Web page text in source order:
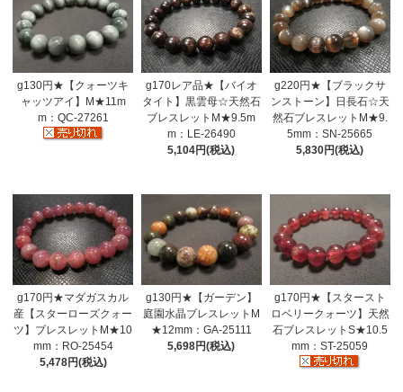
g130円★【クォーツキ
ャッツアイ】M★11m
m：QC-27261
g170レア品★【バイオ
タイト】黒雲母☆天然石
ブレスレットM★9.5m
m：LE-26490
5,104円(税込)
g220円★【ブラックサ
ンストーン】日長石☆天
然石ブレスレットM★9.
5mm：SN-25665
5,830円(税込)
g170円★マダガスカル
産【スターローズクォー
ツ】ブレスレットM★10
mm：RO-25454
5,478円(税込)
g130円★【ガーデン】
庭園水晶ブレスレットM
★12mm：GA-25111
5,698円(税込)
g170円★【スタースト
ロベリークォーツ】天然
石ブレスレットS★10.5
mm：ST-25059